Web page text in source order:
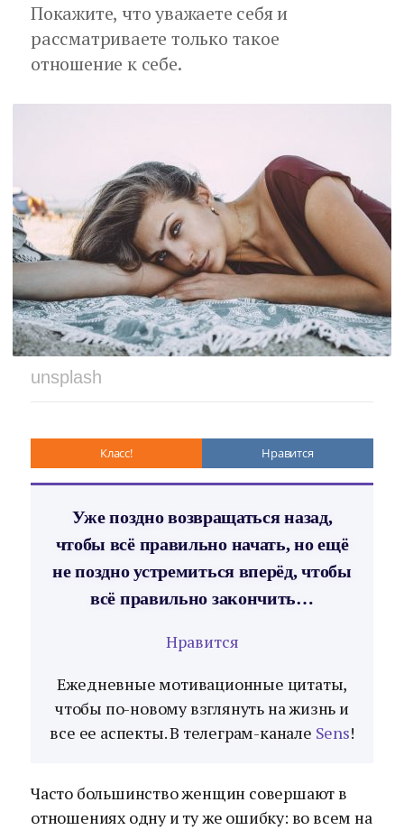
Покажите, что уважаете себя и
рассматриваете только такое
отношение к себе.
unsplash
Класс! Нравится
Уже поздно возвращаться назад,
чтобы всё правильно начать, но ещё
не поздно устремиться вперёд, чтобы
всё правильно закончить…
Нравится
Ежедневные мотивационные цитаты,
чтобы по-новому взглянуть на жизнь и
все ее аспекты. В телеграм-канале Sens!
Часто большинство женщин совершают в
отношениях одну и ту же ошибку: во всем на